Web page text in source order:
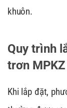
khuôn.
Quy trình
trơn
Khi lắp đặt,